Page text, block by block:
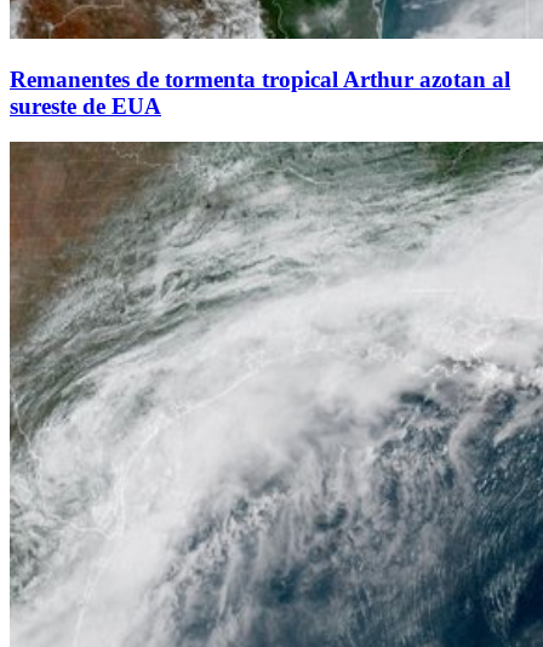
Remanentes de tormenta tropical Arthur azotan al
sureste de EUA